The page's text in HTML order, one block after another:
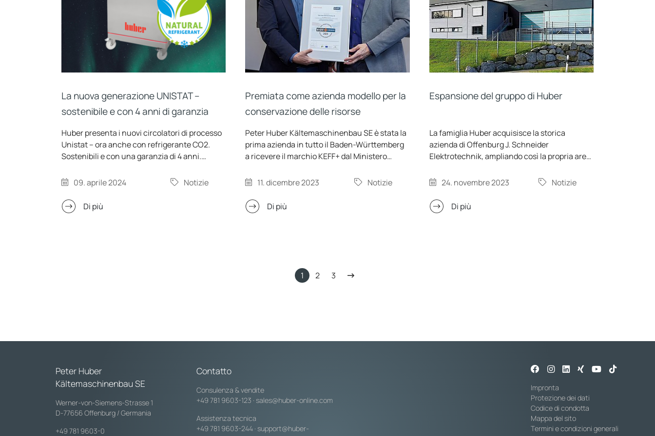
La nuova generazione UNISTAT –
sostenibile e con 4 anni di garanzia
Huber presenta i nuovi circolatori di processo
Unistat – ora anche con refrigerante CO2.
Sostenibili e con una garanzia di 4 anni.
Kältemaschinenbau SE ha rivisto i sistemi di
Unistat, aggiungendo le tecnologie più
recenti. Il concetto, collaudato da decenni, è
09. aprile 2024 Notizie
Di più
Premiata come azienda modello per la
conservazione delle risorse
Peter Huber Kältemaschinenbau SE è stata la
prima azienda in tutto il Baden-Württemberg
a ricevere il marchio KEFF+ dal Ministero
significativamente il proprio consumo
fotovoltaico e nei sistemi di conversione delle
pompe. Lunedì, presso lo stabilimento di
11. dicembre 2023 Notizie
Di più
Espansione del gruppo di Huber
La famiglia Huber acquisisce la storica
azienda di Offenburg J. Schneider
Elektrotechnik, ampliando così la propria area
azienda acquisita, con circa 420 dipendenti,
sul mercato come consociata di Peter Huber
Kältemaschinenbau SE.
24. novembre 2023 Notizie
Di più
1 2 3
Peter Huber
Kältemaschinenbau SE
Werner-von-Siemens-Strasse 1
D-77656 Offenburg / Germania
+49 781 9603-0
Contatto
Consulenza & vendite
+49 781 9603-123 · sales@huber-online.com
Assistenza tecnica
+49 781 9603-244 · support@huber-
Impronta
Protezione dei dati
Codice di condotta
Mappa del sito
Termini e condizioni generali